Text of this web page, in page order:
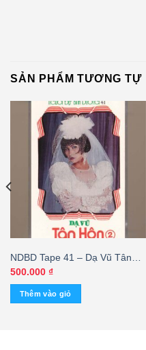
SẢN PHẨM TƯƠNG TỰ
NDBD Tape 41 – Dạ Vũ Tân
Hôn 2 (KGTUS)
500.000 ₫
Thêm vào giỏ